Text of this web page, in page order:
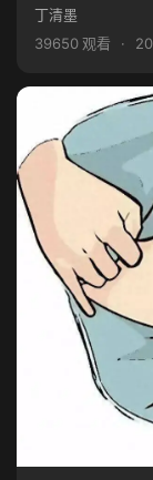
丁清墨
39650 观看
·